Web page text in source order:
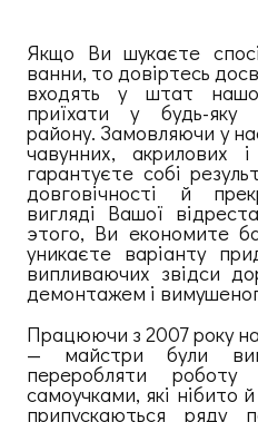
Якщо Ви шукаєте
ванни, то довіртесь
входять у штат
приїхати у будь-яку
району. Замовляючи у
чавунних, акрилових
гарантуєте собі
довговічності й
вигляді Вашої
этого, Ви економите
уникаєте варіанту
випливаючих звідси
демонтажем і
Працюючи з 2007 року
— майстри були
переробляти
самоучками, які нібито
припускаються ряду